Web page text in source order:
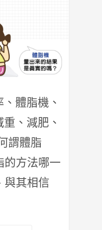
、體脂機、
、減肥、
謂體脂
的方法哪一
與其相信